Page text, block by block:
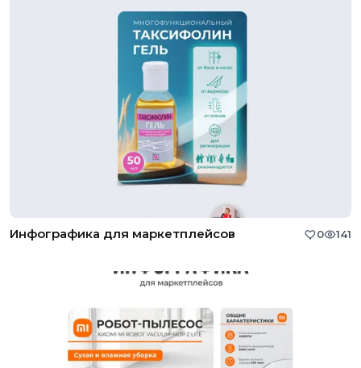
Инфографика для маркетплейсов 0 141